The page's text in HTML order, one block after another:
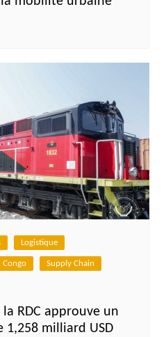
Logistique
Congo Supply Chain
RDC approuve un
milliard USD